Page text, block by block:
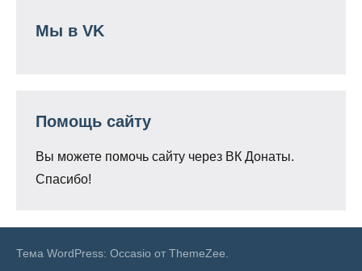
Мы в VK
Помощь сайту
Вы можете помочь сайту через ВК Донаты.
Спасибо!
Тема WordPress: Occasio от ThemeZee.